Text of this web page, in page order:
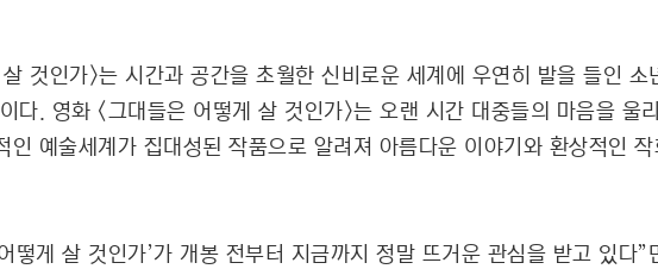
것인가>는 시간과 공간을 초월한 신비로운 세계에 우연히 발을 들인 소
다. 영화 <그대들은 어떻게 살 것인가>는 오랜 시간 대중들의 마음을 울
예술세계가 집대성된 작품으로 알려져 아름다운 이야기와 환상적인
떻게 살 것인가’가 개봉 전부터 지금까지 정말 뜨거운 관심을 받고 있다”